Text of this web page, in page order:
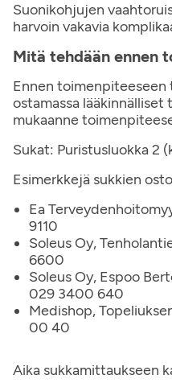
Suonikohjujen
harvoin vakavia
Mitä tehdään ennen
Ennen toimenpiteeseen
ostamassa
mukaanne
Sukat: Puristusluokka 2
Esimerkkejä sukkien
Ea
9110
Soleus Oy,
6600
Soleus Oy, Espoo
029 3400 640
Medishop,
00 40
Aika sukkamittaukseen